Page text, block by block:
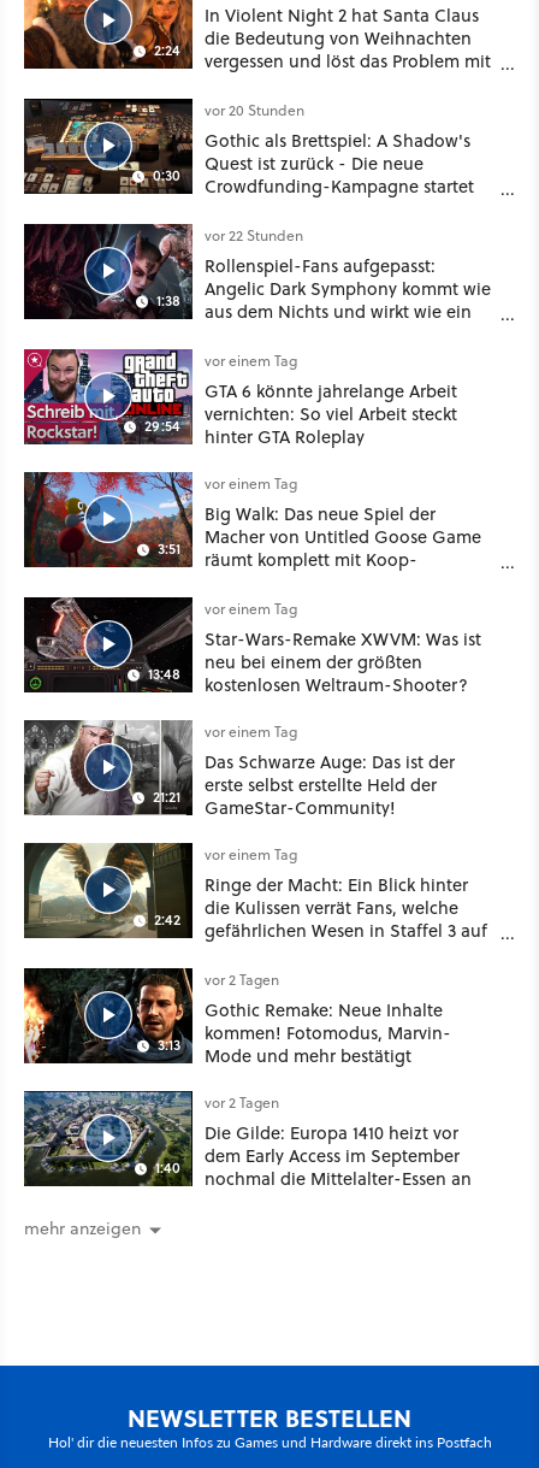
2:24
In Violent Night 2 hat Santa Claus
die Bedeutung von Weihnachten
vergessen und löst das Problem mit
0:30
vor 20 Stunden
Gothic als Brettspiel: A Shadow's
Quest ist zurück - Die neue
Crowdfunding-Kampagne startet
1:38
vor 22 Stunden
Rollenspiel-Fans aufgepasst:
Angelic Dark Symphony kommt wie
aus dem Nichts und wirkt wie ein
Mass Effect
29:54
vor einem Tag
GTA 6 könnte jahrelange Arbeit
vernichten: So viel Arbeit steckt
hinter GTA Roleplay
3:51
vor einem Tag
Big Walk: Das neue Spiel der
Macher von Untitled Goose Game
räumt komplett mit Koop-
13:48
vor einem Tag
Star-Wars-Remake XWVM: Was ist
neu bei einem der größten
kostenlosen Weltraum-Shooter?
21:21
vor einem Tag
Das Schwarze Auge: Das ist der
erste selbst erstellte Held der
GameStar-Community!
2:42
vor einem Tag
Ringe der Macht: Ein Blick hinter
die Kulissen verrät Fans, welche
gefährlichen Wesen in Staffel 3 auf
3:13
vor 2 Tagen
Gothic Remake: Neue Inhalte
kommen! Fotomodus, Marvin-
Mode und mehr bestätigt
1:40
vor 2 Tagen
Die Gilde: Europa 1410 heizt vor
dem Early Access im September
nochmal die Mittelalter-Essen an
mehr anzeigen
NEWSLETTER BESTELLEN
Hol' dir die neuesten Infos zu Games und Hardware direkt ins Postfach